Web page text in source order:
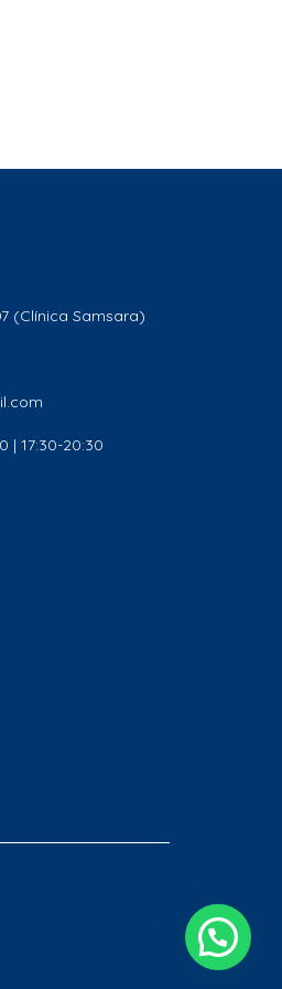
(Clínica Samsara)
| 17:30-20:30